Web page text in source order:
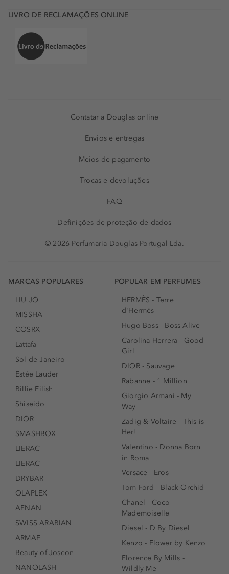
LIVRO DE RECLAMAÇÕES ONLINE
Contatar a Douglas online
Envios e entregas
Meios de pagamento
Trocas e devoluções
FAQ
Definições de proteção de dados
© 2026 Perfumaria Douglas Portugal Lda.
MARCAS POPULARES
LIU JO
MISSHA
COSRX
Lattafa
Sol de Janeiro
Estée Lauder
Billie Eilish
Shiseido
DIOR
SMASHBOX
LIERAC
LIERAC
DRYBAR
OLAPLEX
AFNAN
SWISS ARABIAN
ARMAF
Beauty of Joseon
NANOLASH
POPULAR EM PERFUMES
HERMÈS - Terre
d'Hermés
Hugo Boss - Boss Alive
Carolina Herrera - Good
Girl
DIOR - Sauvage
Rabanne - 1 Million
Giorgio Armani - My
Way
Zadig & Voltaire - This is
Her!
Valentino - Donna Born
in Roma
Versace - Eros
Tom Ford - Black Orchid
Chanel - Coco
Mademoiselle
Diesel - D By Diesel
Kenzo - Flower by Kenzo
Florence By Mills -
Wildly Me